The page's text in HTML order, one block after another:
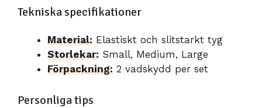
Tekniska specifikationer
Material: Elastiskt och slitstarkt tyg
Storlekar: Small, Medium, Large
Förpackning: 2 vadskydd per set
Personliga tips